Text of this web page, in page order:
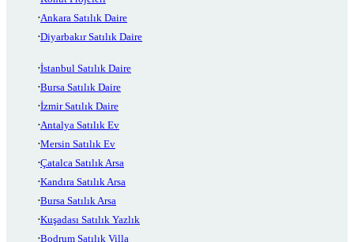
Ankara Satılık Daire
Diyarbakır Satılık Daire
İstanbul Satılık Daire
Bursa Satılık Daire
İzmir Satılık Daire
Antalya Satılık Ev
Mersin Satılık Ev
Çatalca Satılık Arsa
Kandıra Satılık Arsa
Bursa Satılık Arsa
Kuşadası Satılık Yazlık
Bodrum Satılık Villa